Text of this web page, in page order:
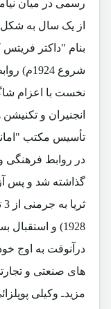
رسمی در میان
از یک سال به شکل
شروع
نخست با اعزام
انجنیران و تکنیشن
تأسیس مکتب
در روابط فرهنگی
گذاشته شد و پس
1928) و
درآنوقت به اوج
های صنعتی و
مزیدـ وکیلی